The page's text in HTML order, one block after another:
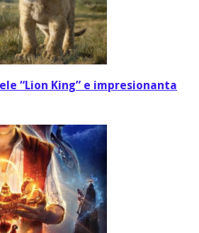
“Lion King” e impresionanta